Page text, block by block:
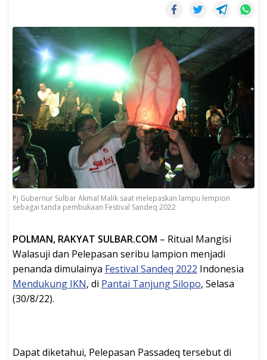
Pj Gubernur Sulbar Akmal Malik saat melepaskan lampu lempion
sebagai tanda pembukaan Festival Sandeq 2022
POLMAN, RAKYAT SULBAR.COM – Ritual Mangisi
Walasuji dan Pelepasan seribu lampion menjadi
penanda dimulainya Festival Sandeq 2022 Indonesia
Mendukung IKN, di Pantai Tanjung Silopo, Selasa
(30/8/22).
Dapat diketahui, Pelepasan Passadeq tersebut di